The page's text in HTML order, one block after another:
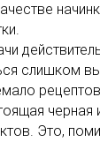
слишком
черная
Это,